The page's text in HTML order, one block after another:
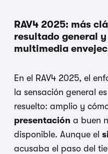
RAV4 2025: más
resultado general
multimedia
En el RAV4 2025, el
la sensación general
resuelto: amplio y
presentación a buen
disponible. Aunque el
acusaba el paso del